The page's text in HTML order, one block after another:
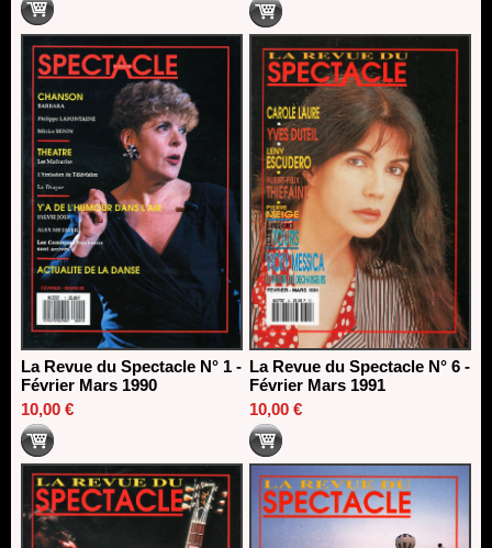
La Revue du Spectacle N° 1 -
Février Mars 1990
10,00 €
La Revue du Spectacle N° 6 -
Février Mars 1991
10,00 €